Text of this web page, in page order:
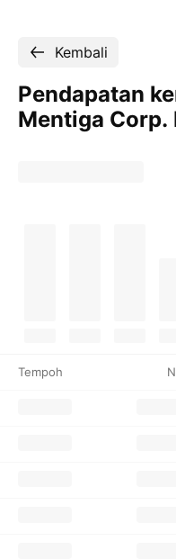
Kembali
Pendapatan
Mentiga Corp.
Tempoh